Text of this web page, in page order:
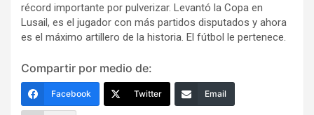
récord importante por pulverizar. Levantó la Copa en
Lusail, es el jugador con más partidos disputados y ahora
es el máximo artillero de la historia. El fútbol le pertenece.
Compartir por medio de:
Facebook Twitter Email